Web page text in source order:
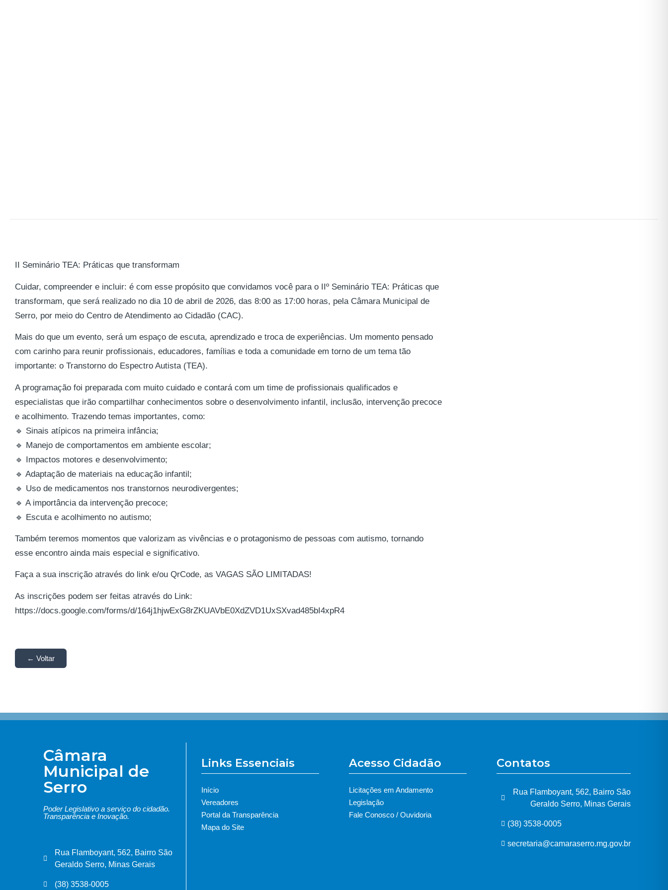
II Seminário TEA: Práticas que transformam
Cuidar, compreender e incluir: é com esse propósito que convidamos você para o IIº Seminário TEA: Práticas que
transformam, que será realizado no dia 10 de abril de 2026, das 8:00 as 17:00 horas, pela Câmara Municipal de
Serro, por meio do Centro de Atendimento ao Cidadão (CAC).
Mais do que um evento, será um espaço de escuta, aprendizado e troca de experiências. Um momento pensado
com carinho para reunir profissionais, educadores, famílias e toda a comunidade em torno de um tema tão
importante: o Transtorno do Espectro Autista (TEA).
A programação foi preparada com muito cuidado e contará com um time de profissionais qualificados e
especialistas que irão compartilhar conhecimentos sobre o desenvolvimento infantil, inclusão, intervenção precoce
e acolhimento. Trazendo temas importantes, como:
🔹 Sinais atípicos na primeira infância;
🔹 Manejo de comportamentos em ambiente escolar;
🔹 Impactos motores e desenvolvimento;
🔹 Adaptação de materiais na educação infantil;
🔹 Uso de medicamentos nos transtornos neurodivergentes;
🔹 A importância da intervenção precoce;
🔹 Escuta e acolhimento no autismo;
Também teremos momentos que valorizam as vivências e o protagonismo de pessoas com autismo, tornando
esse encontro ainda mais especial e significativo.
Faça a sua inscrição através do link e/ou QrCode, as VAGAS SÃO LIMITADAS!
As inscrições podem ser feitas através do Link:
https://docs.google.com/forms/d/164j1hjwExG8rZKUAVbE0XdZVD1UxSXvad485bI4xpR4
← Voltar
Câmara
Municipal de
Serro
Poder Legislativo a serviço do cidadão.
Transparência e Inovação.
Rua Flamboyant, 562, Bairro São
Geraldo Serro, Minas Gerais
(38) 3538-0005
Links Essenciais
Início
Vereadores
Portal da Transparência
Mapa do Site
Acesso Cidadão
Licitações em Andamento
Legislação
Fale Conosco / Ouvidoria
Contatos
Rua Flamboyant, 562, Bairro São
Geraldo Serro, Minas Gerais
(38) 3538-0005
secretaria@camaraserro.mg.gov.br